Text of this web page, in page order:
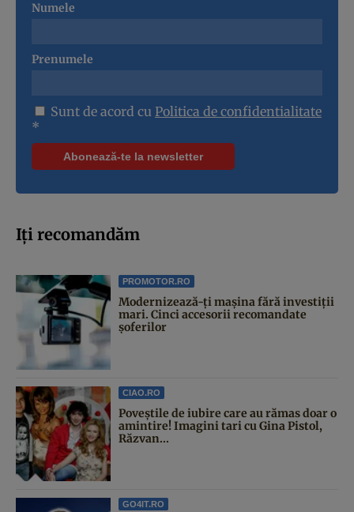
Numele
Prenumele
Sunt de acord cu Politica de confidentialitate
*
Iți recomandăm
PROMOTOR.RO
Modernizează-ți mașina fără investiții
mari. Cinci accesorii recomandate
șoferilor
CIAO.RO
Poveştile de iubire care au rămas doar o
amintire! Imagini tari cu Gina Pistol,
Răzvan...
GO4IT.RO